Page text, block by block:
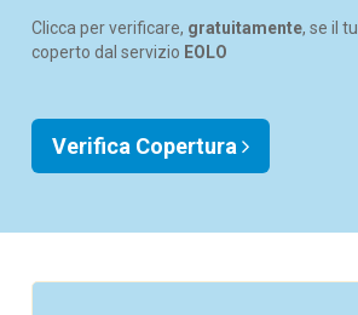
Clicca per verificare, gratuitamente, se il
coperto dal servizio EOLO
Verifica Copertura